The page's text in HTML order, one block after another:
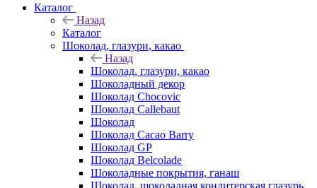
Каталог
Назад
Каталог
Шоколад, глазури, какао
Назад
Шоколад, глазури, какао
Шоколадный декор
Шоколад Chocovic
Шоколад Callebaut
Шоколад
Шоколад Cacao Barry
Шоколад GP
Шоколад Belcolade
Шоколадные покрытия, ганаш
Шоколад, шоколадная кондитерская глазурь